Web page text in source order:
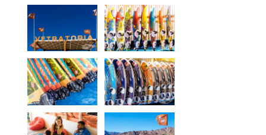
Windvorhersage
Über Dahab
News
Preise
Windsurfen Unterricht
Kitesurfschule